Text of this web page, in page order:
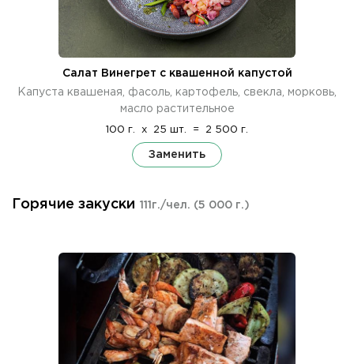
Салат Винегрет с квашенной капустой
Капуста квашеная, фасоль, картофель, свекла, морковь,
масло растительное
100 г. x 25 шт. = 2 500 г.
Заменить
Горячие закуски 111г./чел. (5 000 г.)